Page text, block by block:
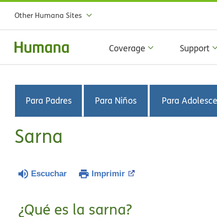
Other Humana Sites
Coverage Support
Para Padres Para Niños Para
Sarna
Escuchar Imprimir
¿Qué es la sarna?